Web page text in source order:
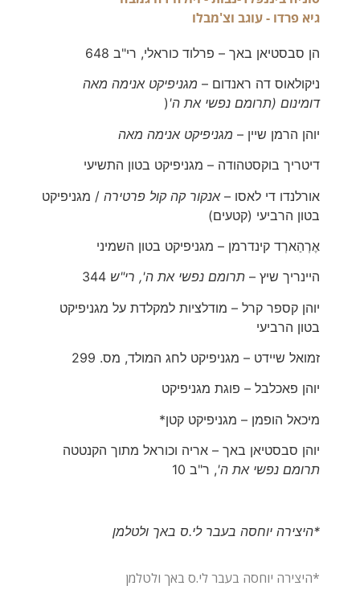
גיא פרדו - עוגב וצ'מבלו
הן סבסטיאן באך – פרלוד כוראלי, רי"ב 648
ניקולאוס דה ראנדום – מגניפיקט אנימה מאה
דומינום (תרומם נפשי את ה'(
יוהן הרמן שיין – מגניפיקט אנימה מאה
דיטריך בוקסטהודה – מגניפיקט בטון התשיעי
אורלנדו די לאסו –אנקור קה קול פרטירה / מגניפיקט
בטון הרביעי (קטעים)
אֶרְהַארְד קינדרמן – מגניפיקט בטון השמיני
היינריך שיץ – תרומם נפשי את ה', רי"ש 344
יוהן קספר קרל – מודלציות למקלדת על מגניפיקט
בטון הרביעי
זמואל שיידט – מגניפיקט לחג המולד, מס. 299
יוהן פאכלבל – פוגת מגניפיקט
מיכאל הופמן – מגניפיקט קטן*
יוהן סבסטיאן באך – אריה וכוראל מתוך הקנטטה
תרומם נפשי את ה', ר"ב 10
*היצירה יוחסה בעבר לי.ס באך ולטלמן